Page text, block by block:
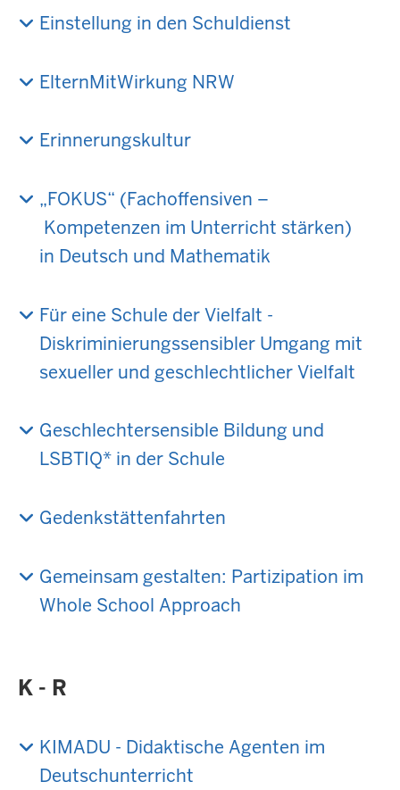
Einstellung in den Schuldienst
ElternMitWirkung NRW
Erinnerungskultur
„FOKUS“ (Fachoffensiven –
Kompetenzen im Unterricht stärken)
in Deutsch und Mathematik
Für eine Schule der Vielfalt -
Diskriminierungssensibler Umgang mit
sexueller und geschlechtlicher Vielfalt
Geschlechtersensible Bildung und
LSBTIQ* in der Schule
Gedenkstättenfahrten
Gemeinsam gestalten: Partizipation im
Whole School Approach
K - R
KIMADU - Didaktische Agenten im
Deutschunterricht